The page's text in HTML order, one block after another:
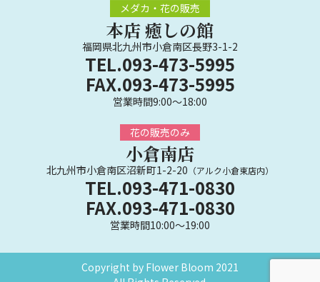
メダカ・花の販売
本店 癒しの館
福岡県北九州市小倉南区長野3-1-2
TEL.093-473-5995
FAX.093-473-5995
営業時間9:00～18:00
花の販売のみ
小倉南店
北九州市小倉南区沼新町1-2-20 （アルク小倉東店内）
TEL.093-471-0830
FAX.093-471-0830
営業時間10:00～19:00
Copyright by Flower Bloom 2021